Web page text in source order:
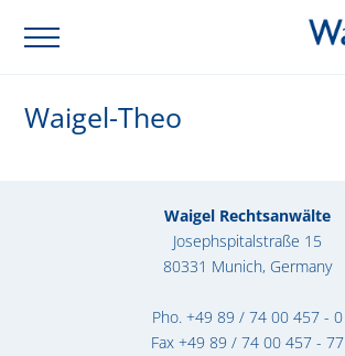
Waigel-Theo
Waigel Rechtsanwälte
Josephspitalstraße 15
80331 Munich, Germany
Pho. +49 89 / 74 00 457 - 0
Fax +49 89 / 74 00 457 - 77